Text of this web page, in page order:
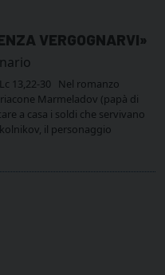
VERGOGNARVI»
Lc 13,22-30 Nel romanzo
Marmeladov (papà di
a casa i soldi che servivano
il personaggio